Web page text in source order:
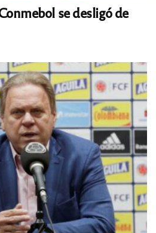
se desligó de